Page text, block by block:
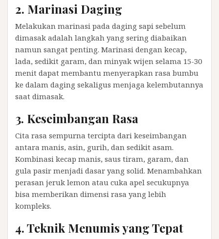
2. Marinasi Daging
Melakukan marinasi pada daging sapi sebelum
dimasak adalah langkah yang sering diabaikan
namun sangat penting. Marinasi dengan kecap,
lada, sedikit garam, dan minyak wijen selama 15-30
menit dapat membantu menyerapkan rasa bumbu
ke dalam daging sekaligus menjaga kelembutannya
saat dimasak.
3. Keseimbangan Rasa
Cita rasa sempurna tercipta dari keseimbangan
antara manis, asin, gurih, dan sedikit asam.
Kombinasi kecap manis, saus tiram, garam, dan
gula pasir menjadi dasar yang solid. Menambahkan
perasan jeruk lemon atau cuka apel secukupnya
bisa memberikan dimensi rasa yang lebih
kompleks.
4. Teknik Menumis yang Tepat